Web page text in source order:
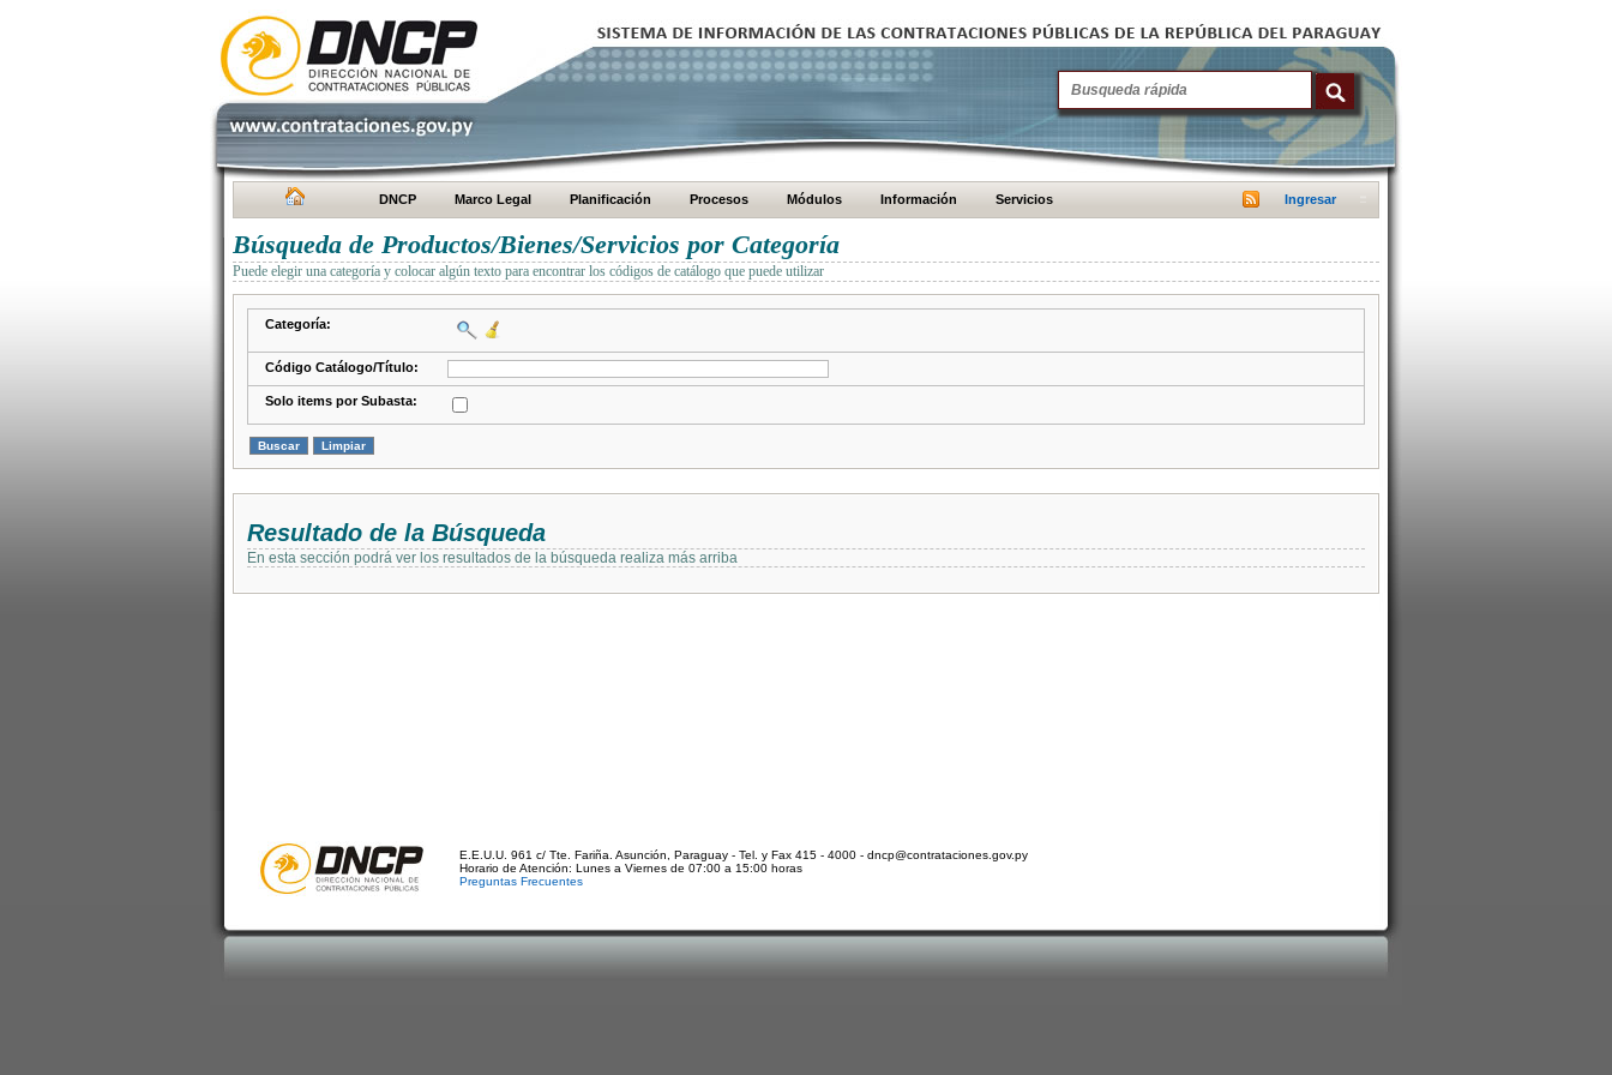
DNCP Marco Legal Planificación Procesos Módulos Información Servicios Ingresar
Búsqueda de Productos/Bienes/Servicios por Categoría
Puede elegir una categoría y colocar algún texto para encontrar los códigos de catálogo que puede utilizar
Categoría:
Código Catálogo/Título:
Solo items por Subasta:
Resultado de la Búsqueda
En esta sección podrá ver los resultados de la búsqueda realiza más arriba
E.E.U.U. 961 c/ Tte. Fariña. Asunción, Paraguay - Tel. y Fax 415 - 4000 - dncp@contrataciones.gov.py
Horario de Atención: Lunes a Viernes de 07:00 a 15:00 horas
Preguntas Frecuentes